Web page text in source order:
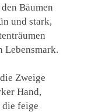
Bäumen
und stark,
Lebensmark.
Zweige
Hand,
feige